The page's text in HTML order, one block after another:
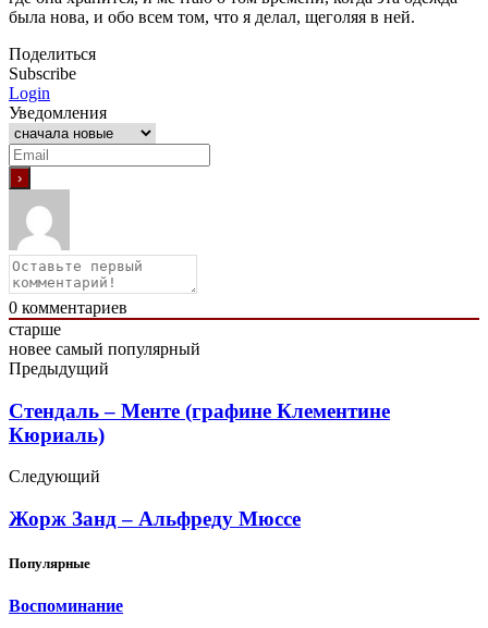
была нова, и обо всем том, что я делал, щеголяя в ней.
Поделиться
Subscribe
Login
Уведомления
0 комментариев
старше
новее самый популярный
Предыдущий
Стендаль – Менте (графине Клементине
Кюриаль)
Следующий
Жорж Занд – Альфреду Мюссе
Популярные
Воспоминание